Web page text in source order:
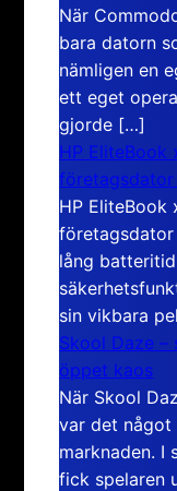
När
bara datorn
nämligen en
ett eget
gjorde […]
HP EliteBook
HP EliteBook
företagsdator
lång
sin vikbara
Skool Daze
öppet kaos
När Skool
var det något
marknaden. I
fick spelaren